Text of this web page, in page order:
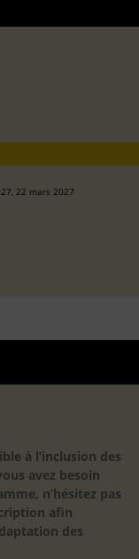
22 mars 2027
à l’inclusion des
avez besoin
n’hésitez pas
afin
des